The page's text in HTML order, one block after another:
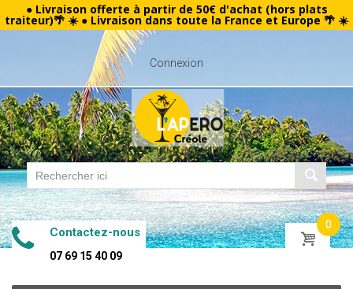
● Livraison offerte à partir de 50€ d'achat (hors plats
traiteur)🌴 ☀️ ● Livraison dans toute la France et Europe 🌴 ☀️
Connexion
Contactez-nous
07 69 15 40 09
0